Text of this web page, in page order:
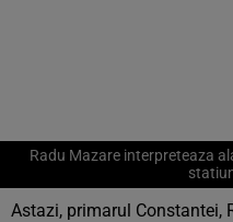
Radu Mazare interpreteaza
Astazi, primarul Constantei,